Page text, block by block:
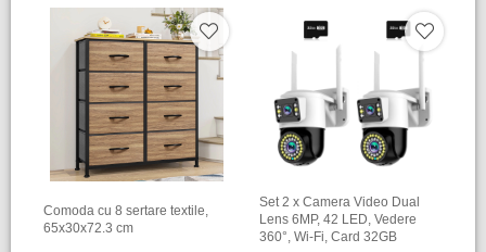
Comoda cu 8 sertare textile,
65x30x72.3 cm
Set 2 x Camera Video Dual
Lens 6MP, 42 LED, Vedere
360°, Wi-Fi, Card 32GB